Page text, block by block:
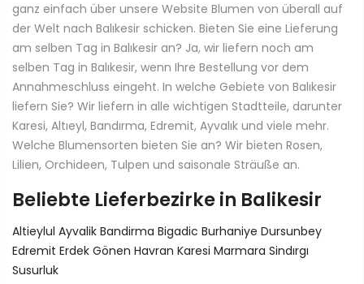
ganz einfach über unsere Website Blumen von überall auf
der Welt nach Balıkesir schicken. Bieten Sie eine Lieferung
am selben Tag in Balıkesir an? Ja, wir liefern noch am
selben Tag in Balıkesir, wenn Ihre Bestellung vor dem
Annahmeschluss eingeht. In welche Gebiete von Balıkesir
liefern Sie? Wir liefern in alle wichtigen Stadtteile, darunter
Karesi, Altıeyl, Bandırma, Edremit, Ayvalık und viele mehr.
Welche Blumensorten bieten Sie an? Wir bieten Rosen,
Lilien, Orchideen, Tulpen und saisonale Sträuße an.
Beliebte Lieferbezirke in Balikesir
Altieylul Ayvalik Bandirma Bigadic Burhaniye Dursunbey
Edremit Erdek Gönen Havran Karesi Marmara Sindırgı
Susurluk